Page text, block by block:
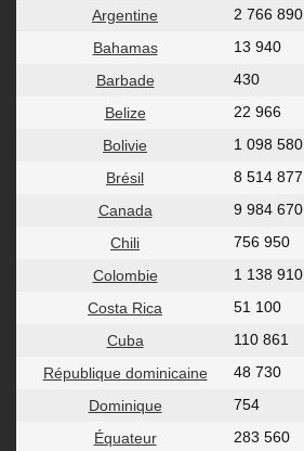
Argentine
2 766 890
Bahamas
13 940
Barbade
430
Belize
22 966
Bolivie
1 098 580
Brésil
8 514 877
Canada
9 984 670
Chili
756 950
Colombie
1 138 910
Costa Rica
51 100
Cuba
110 861
République dominicaine
48 730
Dominique
754
Équateur
283 560